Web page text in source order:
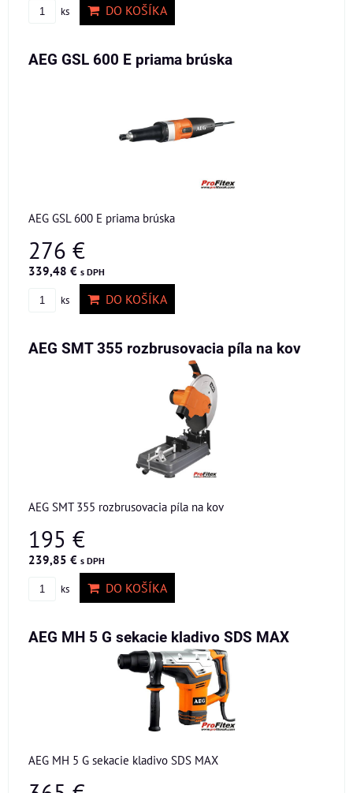
ks DO KOŠÍKA
AEG GSL 600 E priama brúska
AEG GSL 600 E priama brúska
276 €
339,48 € s DPH
ks DO KOŠÍKA
AEG SMT 355 rozbrusovacia píla na kov
AEG SMT 355 rozbrusovacia píla na kov
195 €
239,85 € s DPH
ks DO KOŠÍKA
AEG MH 5 G sekacie kladivo SDS MAX
AEG MH 5 G sekacie kladivo SDS MAX